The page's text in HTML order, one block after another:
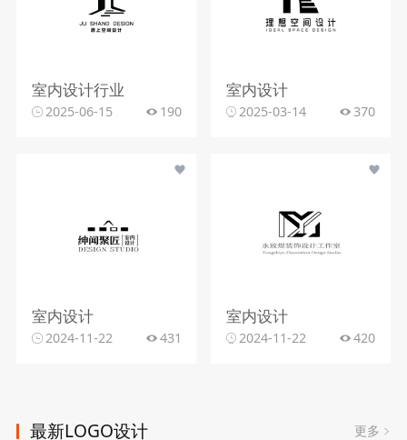
室内设计行业
2025-06-15 190
室内设计
2025-03-14 370
室内设计
2024-11-22 431
室内设计
2024-11-22 420
最新LOGO设计 更多